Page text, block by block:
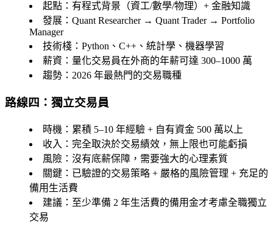
起點 ：有程式背景（資工/數學/物理）+ 金融知識
發展 ：Quant Researcher → Quant Trader → Portfolio
Manager
技術棧 ：Python、C++、統計學、機器學習
薪資 ：量化交易員在外商的年薪可達 300–1000 萬
趨勢 ：2026 年最熱門的交易職種
路線四：獨立交易員
時機 ：累積 5–10 年經驗 + 自有資金 500 萬以上
收入 ：完全取決於交易績效，無上限也可能虧損
風險 ：沒有底薪保障，需要強大的心理素質
關鍵 ：已驗證的交易策略 + 嚴格的風險管理 + 充足的
備用生活費
建議 ：至少準備 2 年生活費的備用金才考慮全職獨立
交易